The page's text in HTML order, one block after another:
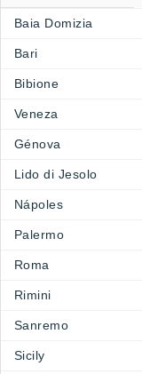
Baia Domizia
Bari
Bibione
Veneza
Génova
Lido di Jesolo
Nápoles
Palermo
Roma
Rimini
Sanremo
Sicily